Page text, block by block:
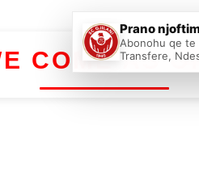
COME AS
Prano
Abonohu qe te
Transfere,